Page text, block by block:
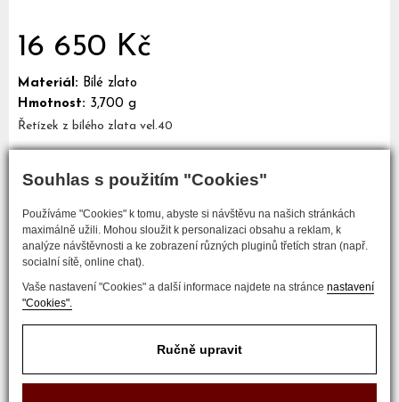
Souhlas s použitím "Cookies"
Používáme "Cookies" k tomu, abyste si návštěvu na našich stránkách
maximálně užili. Mohou sloužit k personalizaci obsahu a reklam, k
analýze návštěvnosti a ke zobrazení různých pluginů třetích stran (např.
socialní sítě, online chat).
Vaše nastavení "Cookies" a další informace najdete na stránce nastavení
"Cookies".
Ručně upravit
16 650 Kč
Materiál: Bílé zlato
Hmotnost: 3,700 g
Řetízek z bílého zlata vel.40
COPYRIGHT © 2017 ZLATNICTVÍ NEŠKUDLA